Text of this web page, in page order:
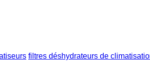
filtres déshydrateurs de